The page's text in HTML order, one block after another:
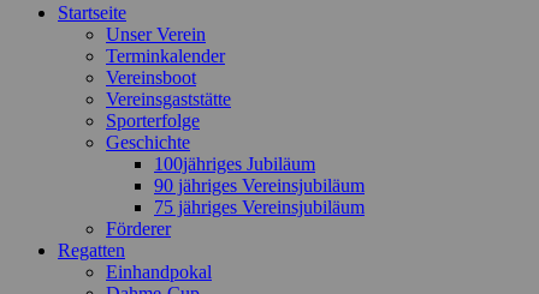
Startseite
Unser Verein
Terminkalender
Vereinsboot
Vereinsgaststätte
Sporterfolge
Geschichte
100jähriges Jubiläum
90 jähriges Vereinsjubiläum
75 jähriges Vereinsjubiläum
Förderer
Regatten
Einhandpokal